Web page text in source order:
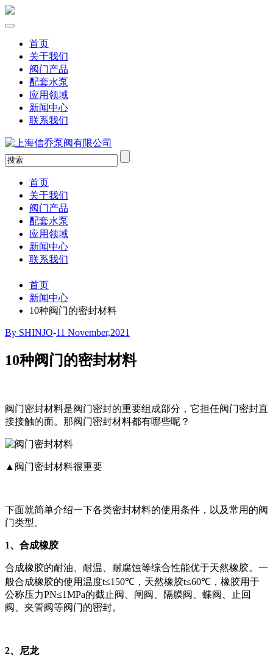
首页
关于我们
阀门产品
配套水泵
应用领域
新闻中心
联系我们
首页
关于我们
阀门产品
配套水泵
应用领域
新闻中心
联系我们
首页
新闻中心
10种阀门的密封材料
By SHINJO-11 November,2021
10种阀门的密封材料
阀门密封材料是阀门密封的重要组成部分，它担任阀门密封直
接接触的面。那阀门密封材料都有哪些呢？
▲阀门密封材料很重要
下面就简单介绍一下各类密封材料的使用条件，以及常用的阀
门类型。
1、合成橡胶
合成橡胶的耐油、耐温、耐腐蚀等综合性能优于天然橡胶。一
般合成橡胶的使用温度t≤150℃，天然橡胶t≤60℃，橡胶用于
公称压力PN≤1MPa的截止阀、闸阀、隔膜阀、蝶阀、止回
阀、夹管阀等阀门的密封。
2、尼龙